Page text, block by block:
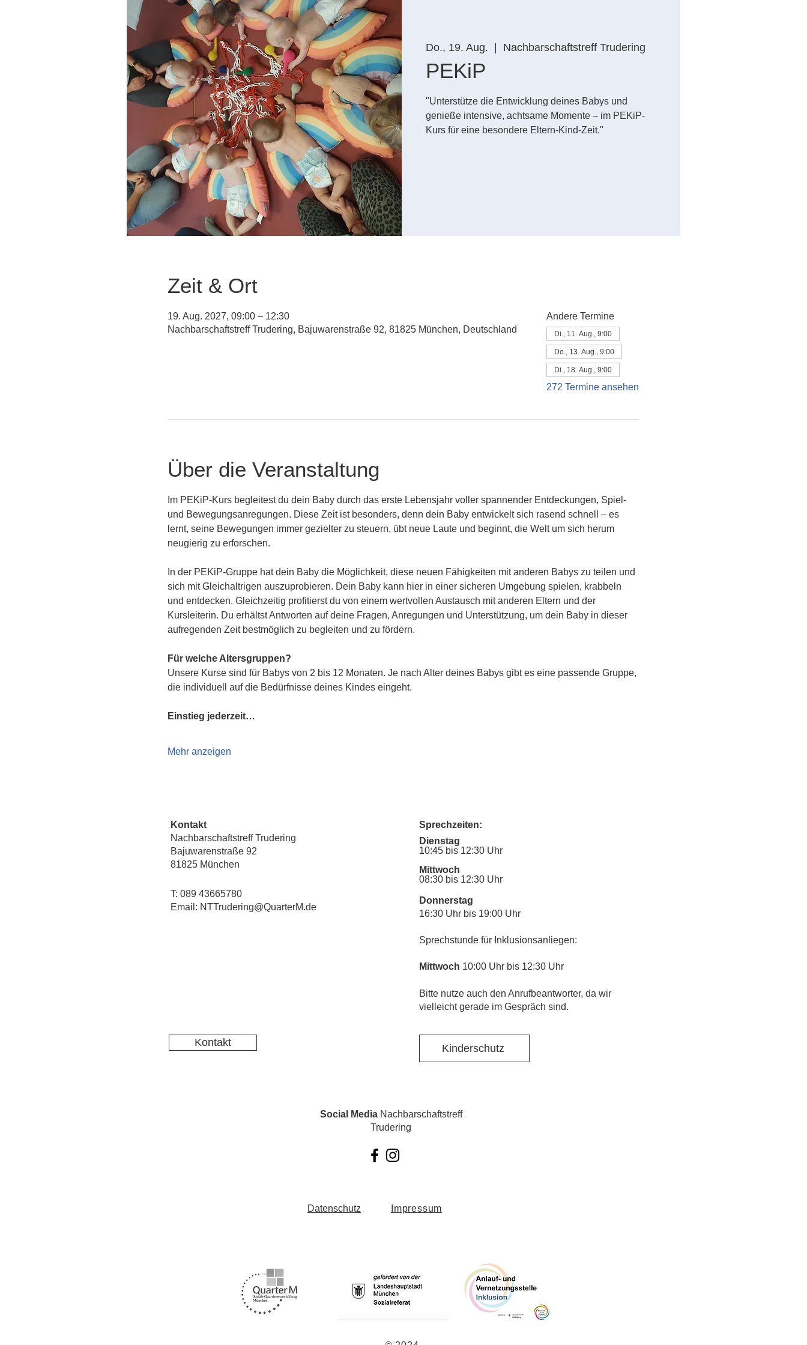
Do., 19. Aug. Nachbarschaftstreff Trudering
PEKiP
"Unterstütze die Entwicklung deines Babys und
genieße intensive, achtsame Momente – im PEKiP-
Kurs für eine besondere Eltern-Kind-Zeit."
Zeit & Ort
19. Aug. 2027, 09:00 – 12:30
Nachbarschaftstreff Trudering, Bajuwarenstraße 92, 81825 München, Deutschland
Andere Termine
Di., 11. Aug., 9:00
Do., 13. Aug., 9:00
Di., 18. Aug., 9:00
272 Termine ansehen
Über die Veranstaltung
Im PEKiP-Kurs begleitest du dein Baby durch das erste Lebensjahr voller spannender Entdeckungen, Spiel-
und Bewegungsanregungen. Diese Zeit ist besonders, denn dein Baby entwickelt sich rasend schnell – es
lernt, seine Bewegungen immer gezielter zu steuern, übt neue Laute und beginnt, die Welt um sich herum
neugierig zu erforschen.
In der PEKiP-Gruppe hat dein Baby die Möglichkeit, diese neuen Fähigkeiten mit anderen Babys zu teilen und
sich mit Gleichaltrigen auszuprobieren. Dein Baby kann hier in einer sicheren Umgebung spielen, krabbeln
und entdecken. Gleichzeitig profitierst du von einem wertvollen Austausch mit anderen Eltern und der
Kursleiterin. Du erhältst Antworten auf deine Fragen, Anregungen und Unterstützung, um dein Baby in dieser
aufregenden Zeit bestmöglich zu begleiten und zu fördern.
Für welche Altersgruppen?
Unsere Kurse sind für Babys von 2 bis 12 Monaten. Je nach Alter deines Babys gibt es eine passende Gruppe,
die individuell auf die Bedürfnisse deines Kindes eingeht.
Einstieg jederzeit…
Mehr anzeigen
Kontakt
Nachbarschaftstreff Trudering
Bajuwarenstraße 92
81825 München
T: 089 43665780
Email: NTTrudering@QuarterM.de
Kontakt
Sprechzeiten:
Dienstag
10:45 bis 12:30 Uhr
Mittwoch
08:30 bis 12:30 Uhr
Donnerstag
16:30 Uhr bis 19:00 Uhr
Sprechstunde für Inklusionsanliegen:
Mittwoch 10:00 Uhr bis 12:30 Uhr
​Bitte nutze auch den Anrufbeantworter, da wir
vielleicht gerade im Gespräch sind.
Kinderschutz
Social MediaNachbarschaftstreff
Trudering
Datenschutz Impressum